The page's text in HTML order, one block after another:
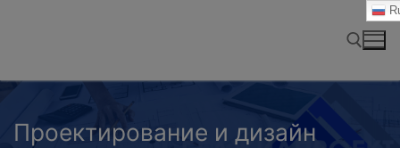
Проектирование и дизайн